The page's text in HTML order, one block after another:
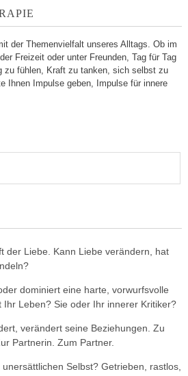
der Themenvielfalt unseres Alltags. Ob im
Freizeit oder unter Freunden, Tag für Tag
zu fühlen, Kraft zu tanken, sich selbst zu
Ihnen Impulse geben, Impulse für innere
der Liebe. Kann Liebe verändern, hat
dominiert eine harte, vorwurfsvolle
Leben? Sie oder Ihr innerer Kritiker?
verändert seine Beziehungen. Zu
Partnerin. Zum Partner.
Selbst? Getrieben, rastlos,